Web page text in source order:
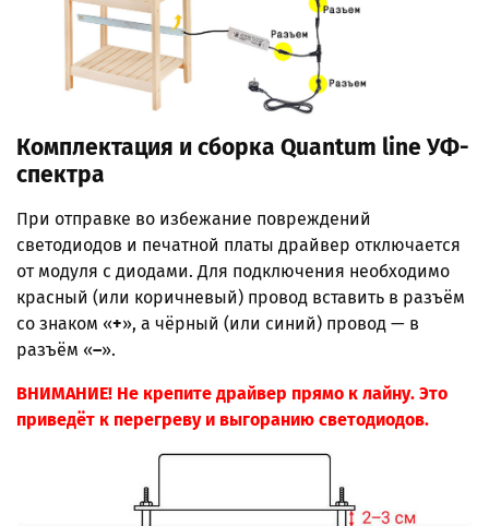
Комплектация и сборка Quantum line УФ-
спектра
При отправке во избежание повреждений
светодиодов и печатной платы драйвер отключается
от модуля с диодами. Для подключения необходимо
красный (или коричневый) провод вставить в разъём
со знаком «+», а чёрный (или синий) провод — в
разъём «–».
ВНИМАНИЕ! Не крепите драйвер прямо к лайну. Это
приведёт к перегреву и выгоранию светодиодов.